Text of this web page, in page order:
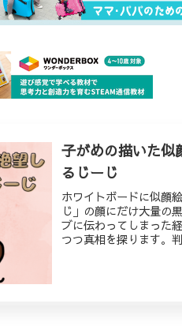
子がめの描いた似
るじーじ
ホワイトボードに似顔
じ」の顔にだけ大量の
ブに伝わってしまった
つつ真相を探ります。